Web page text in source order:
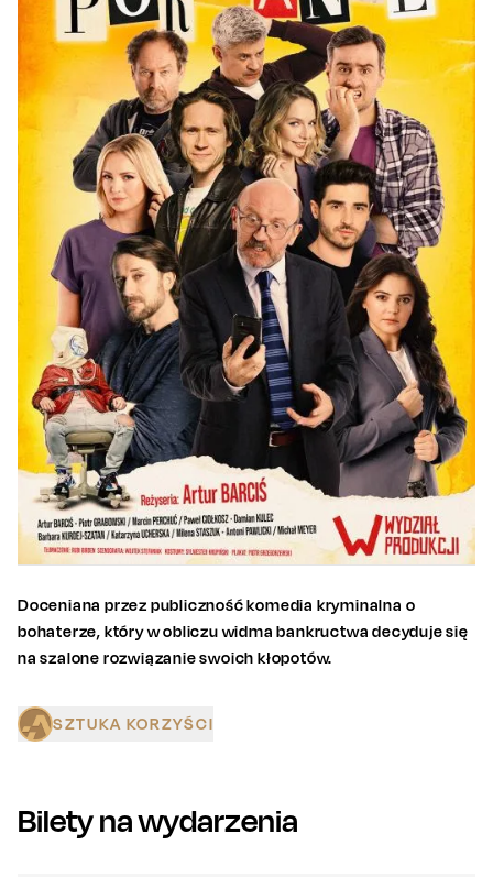
Doceniana przez publiczność komedia kryminalna o
bohaterze, który w obliczu widma bankructwa decyduje się
na szalone rozwiązanie swoich kłopotów.
SZTUKA KORZYŚCI
Bilety na wydarzenia